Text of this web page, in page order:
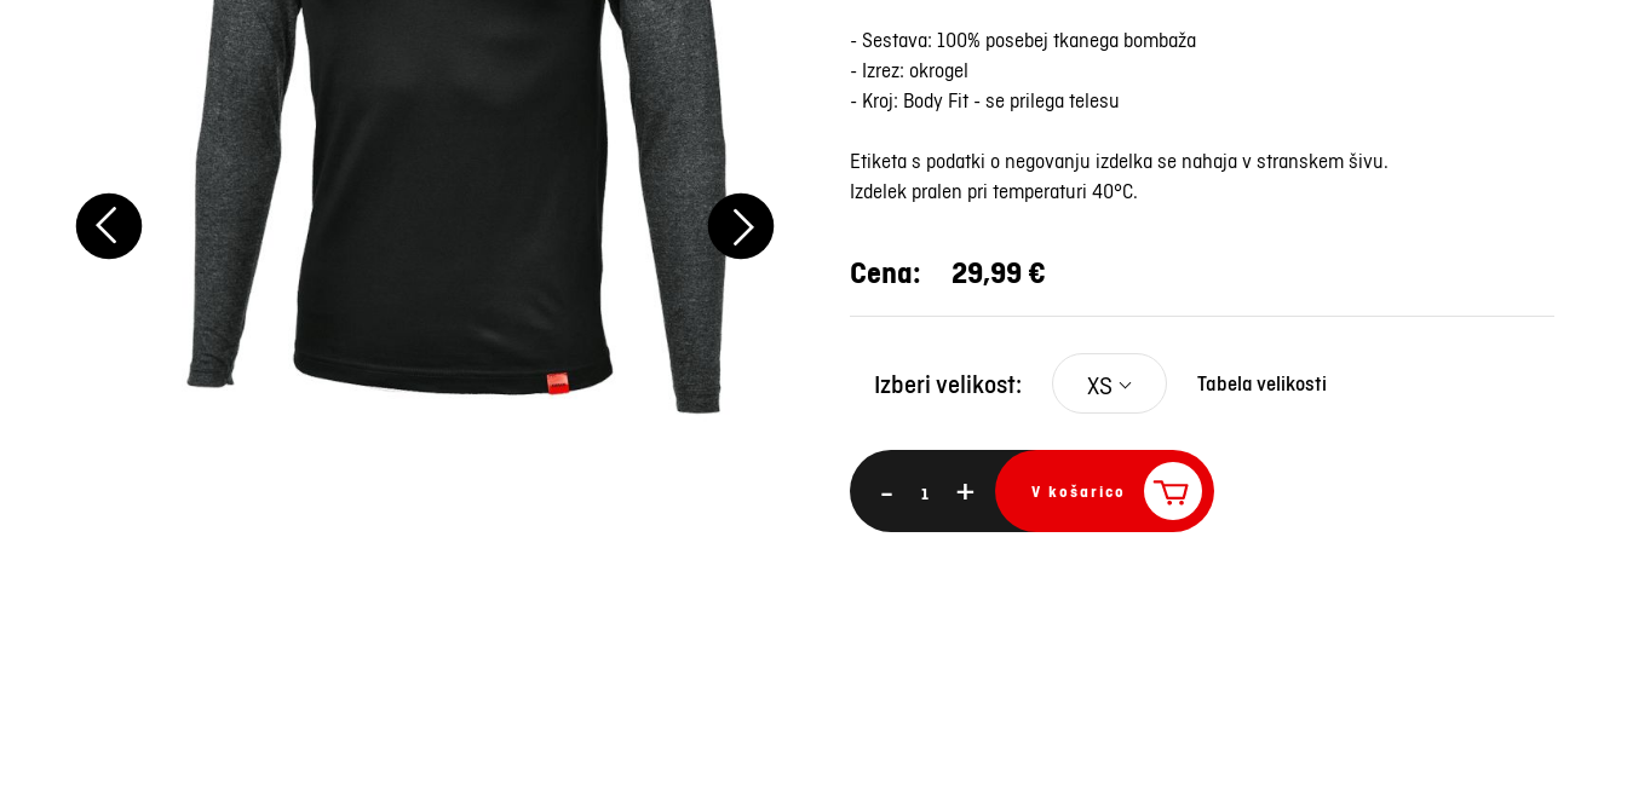
- Sestava: 100% posebej tkanega bombaža
- Izrez: okrogel
- Kroj: Body Fit - se prilega telesu
Etiketa s podatki o negovanju izdelka se nahaja v stranskem šivu.
Izdelek pralen pri temperaturi 40°C.
Cena: 29,99 €
Izberi velikost: XS Tabela velikosti
- + V košarico